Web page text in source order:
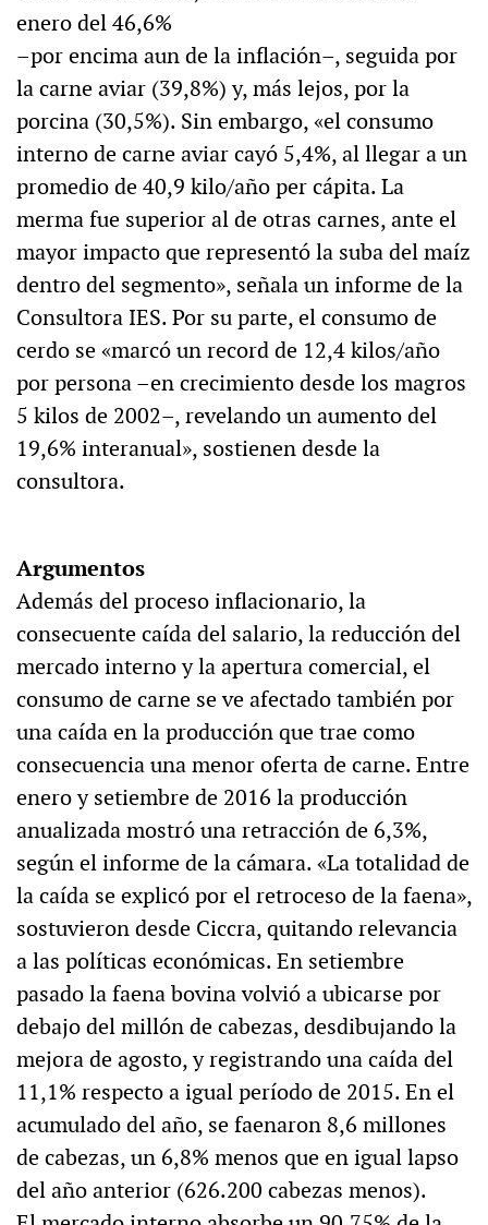
enero del 46,6%
–por encima aun de la inflación–, seguida por
la carne aviar (39,8%) y, más lejos, por la
porcina (30,5%). Sin embargo, «el consumo
interno de carne aviar cayó 5,4%, al llegar a un
promedio de 40,9 kilo/año per cápita. La
merma fue superior al de otras carnes, ante el
mayor impacto que representó la suba del maíz
dentro del segmento», señala un informe de la
Consultora IES. Por su parte, el consumo de
cerdo se «marcó un record de 12,4 kilos/año
por persona –en crecimiento desde los magros
5 kilos de 2002–, revelando un aumento del
19,6% interanual», sostienen desde la
consultora.
Argumentos
Además del proceso inflacionario, la
consecuente caída del salario, la reducción del
mercado interno y la apertura comercial, el
consumo de carne se ve afectado también por
una caída en la producción que trae como
consecuencia una menor oferta de carne. Entre
enero y setiembre de 2016 la producción
anualizada mostró una retracción de 6,3%,
según el informe de la cámara. «La totalidad de
la caída se explicó por el retroceso de la faena»,
sostuvieron desde Ciccra, quitando relevancia
a las políticas económicas. En setiembre
pasado la faena bovina volvió a ubicarse por
debajo del millón de cabezas, desdibujando la
mejora de agosto, y registrando una caída del
11,1% respecto a igual período de 2015. En el
acumulado del año, se faenaron 8,6 millones
de cabezas, un 6,8% menos que en igual lapso
del año anterior (626.200 cabezas menos).